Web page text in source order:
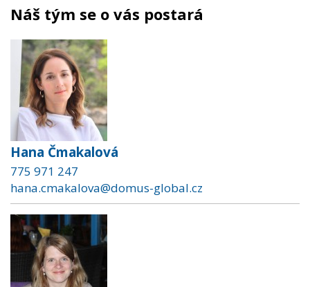
Náš tým se o vás postará
Hana Čmakalová
775 971 247
hana.cmakalova@domus-global.cz